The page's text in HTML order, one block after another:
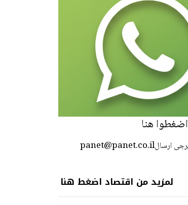
اضغطوا هنا
panet@panet.co.ilبموجب بند 27 أ لقانون الحقوق الأدبية لسنة 2007، يرجى ارسال
لمزيد من اقتصاد اضغط هنا